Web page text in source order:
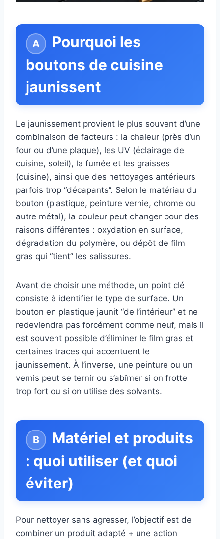
Pourquoi les
boutons de cuisine
jaunissent
Le jaunissement provient le plus souvent d’une
combinaison de facteurs : la chaleur (près d’un
four ou d’une plaque), les UV (éclairage de
cuisine, soleil), la fumée et les graisses
(cuisine), ainsi que des nettoyages antérieurs
parfois trop “décapants”. Selon le matériau du
bouton (plastique, peinture vernie, chrome ou
autre métal), la couleur peut changer pour des
raisons différentes : oxydation en surface,
dégradation du polymère, ou dépôt de film
gras qui “tient” les salissures.
Avant de choisir une méthode, un point clé
consiste à identifier le type de surface. Un
bouton en plastique jaunit “de l’intérieur” et ne
redeviendra pas forcément comme neuf, mais il
est souvent possible d’éliminer le film gras et
certaines traces qui accentuent le
jaunissement. À l’inverse, une peinture ou un
vernis peut se ternir ou s’abîmer si on frotte
trop fort ou si on utilise des solvants.
Matériel et produits
: quoi utiliser (et quoi
éviter)
Pour nettoyer sans agresser, l’objectif est de
combiner un produit adapté + une action